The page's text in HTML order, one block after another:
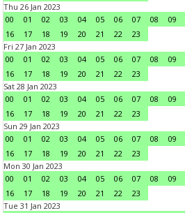
Thu 26 Jan 2023
00
01 02 03 04 05 06 07 08 09
16
17 18 19 20 21 22
23
Fri 27 Jan 2023
00
01 02 03 04 05 06 07 08 09
16
17 18 19 20 21 22
23
Sat 28 Jan 2023
00
01 02 03 04 05 06 07 08 09
16
17 18 19 20 21 22
23
Sun 29 Jan 2023
00
01 02 03 04 05 06 07 08 09
16
17 18 19 20 21 22
23
Mon 30 Jan 2023
00
01 02 03 04 05 06 07 08 09
16
17 18 19 20 21 22
23
Tue 31 Jan 2023